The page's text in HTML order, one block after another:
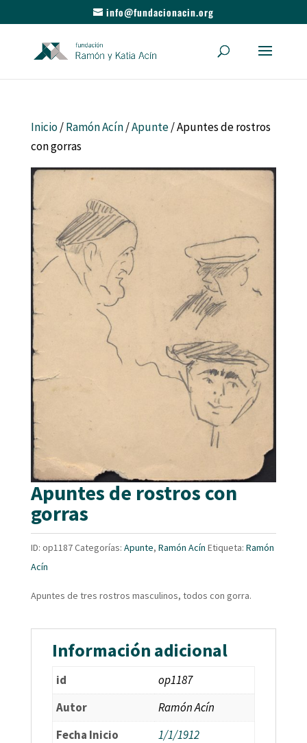
info@fundacionacin.org
Inicio/Ramón Acín/Apunte/ Apuntes de rostros
con gorras
Apuntes de rostros con
gorras
ID: op1187Categorías: Apunte, Ramón Acín Etiqueta: Ramón
Acín
Apuntes de tres rostros masculinos, todos con gorra.
Información adicional
id
op1187
Autor
Ramón Acín
Fecha Inicio
1/1/1912